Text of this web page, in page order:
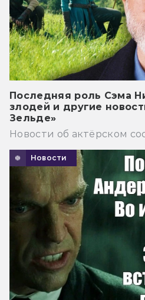
Последняя роль Сэма
злодей и другие
Зельде»
Новости об актёрском
Новости